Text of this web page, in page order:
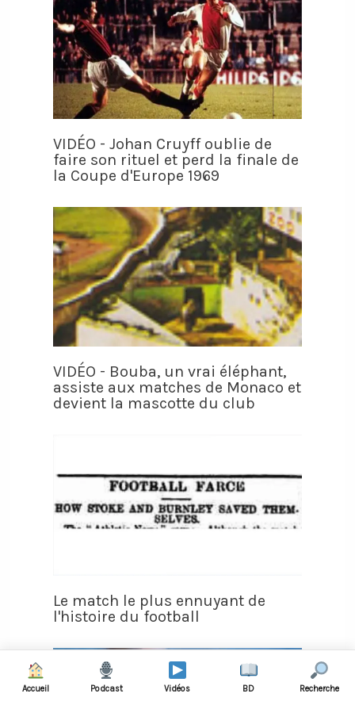
VIDÉO - Johan Cruyff oublie de
faire son rituel et perd la finale de
la Coupe d'Europe 1969
VIDÉO - Bouba, un vrai éléphant,
assiste aux matches de Monaco et
devient la mascotte du club
Le match le plus ennuyant de
l'histoire du football
Accueil Podcast Vidéos BD Recherche